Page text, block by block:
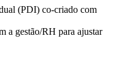
(PDI) co-criado com
a gestão/RH para ajustar